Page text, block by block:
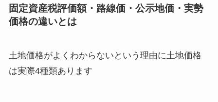
固定資産税評価額・路線価・公示地価・実勢
価格の違いとは
土地価格がよくわからないという理由に土地価格
は実際4種類あります